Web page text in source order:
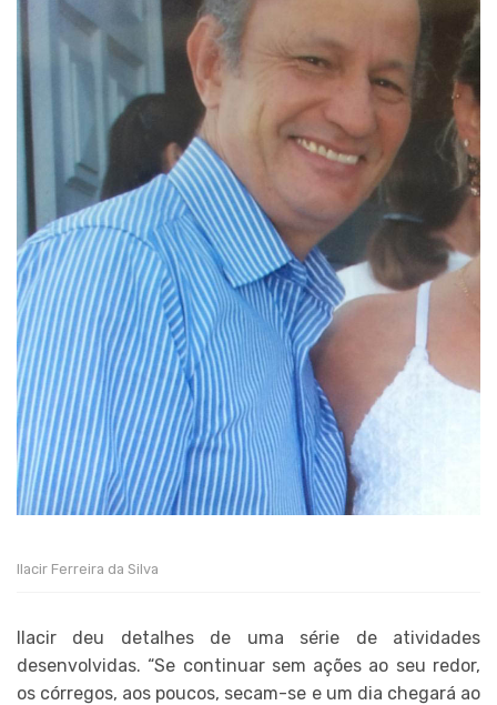
Ilacir Ferreira da Silva
Ilacir deu detalhes de uma série de atividades
desenvolvidas. “Se continuar sem ações ao seu redor,
os córregos, aos poucos, secam-se e um dia chegará ao